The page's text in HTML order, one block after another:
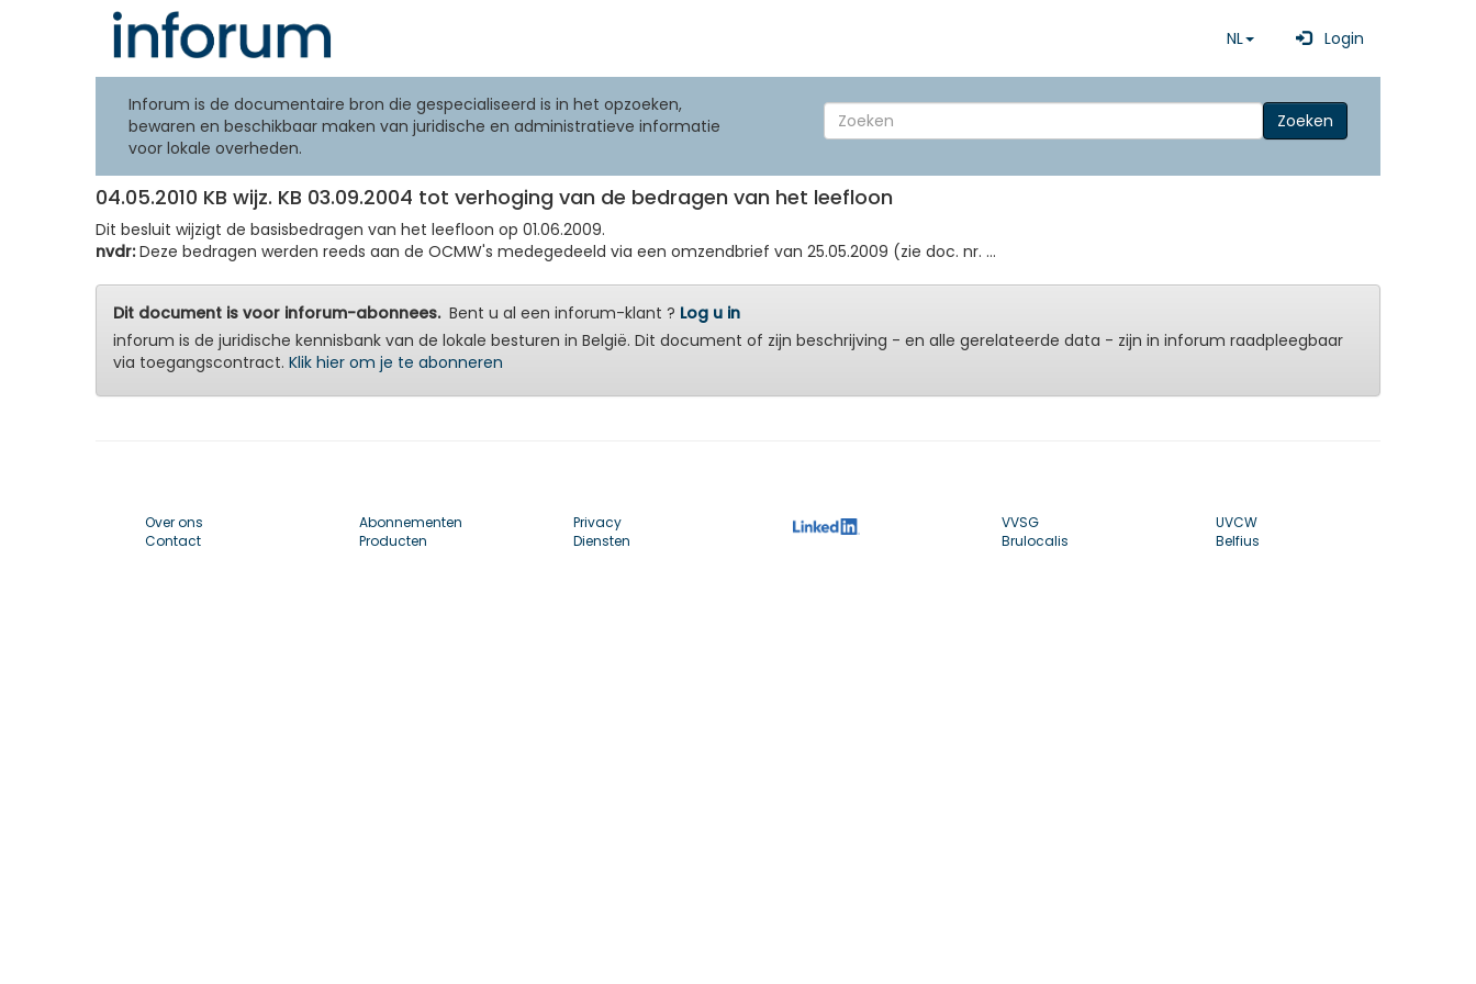
NL Login
Inforum is de documentaire bron die gespecialiseerd is in het opzoeken,
bewaren en beschikbaar maken van juridische en administratieve informatie
voor lokale overheden.
Zoeken
04.05.2010 KB wijz. KB 03.09.2004 tot verhoging van de bedragen van het leefloon
Dit besluit wijzigt de basisbedragen van het leefloon op 01.06.2009.
nvdr:Deze bedragen werden reeds aan de OCMW's medegedeeld via een omzendbrief van 25.05.2009 (zie doc. nr. ...
Dit document is voor inforum-abonnees.Bent u al een inforum-klant ? Log u in
inforum is de juridische kennisbank van de lokale besturen in België. Dit document of zijn beschrijving - en alle gerelateerde data - zijn in inforum raadpleegbaar
via toegangscontract. Klik hier om je te abonneren
Over ons
Contact
Abonnementen
Producten
Privacy
Diensten
VVSG
Brulocalis
UVCW
Belfius